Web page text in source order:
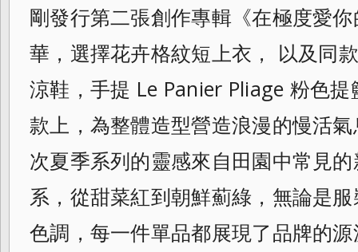
剛發行第二張創作專輯《在極度愛
華，選擇花卉格紋短上衣， 以及同
涼鞋，手提 Le Panier Pliage 粉色
款上，為整體造型營造浪漫的慢活氣
次夏季系列的靈感來自田園中常見
系，從甜菜紅到朝鮮薊綠，無論是
色調，每一件單品都展現了品牌的